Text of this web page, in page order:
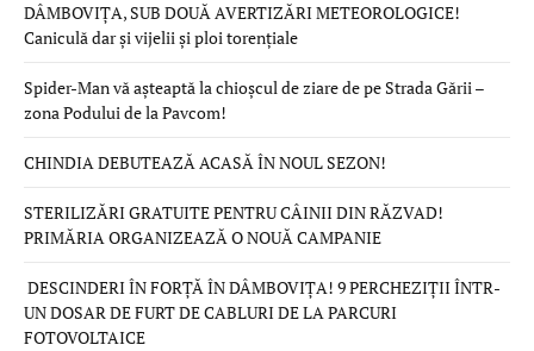
DÂMBOVIȚA, SUB DOUĂ AVERTIZĂRI METEOROLOGICE!
Caniculă dar și vijelii și ploi torențiale
Spider-Man vă așteaptă la chioșcul de ziare de pe Strada Gării –
zona Podului de la Pavcom!
CHINDIA DEBUTEAZĂ ACASĂ ÎN NOUL SEZON!
STERILIZĂRI GRATUITE PENTRU CÂINII DIN RĂZVAD!
PRIMĂRIA ORGANIZEAZĂ O NOUĂ CAMPANIE
DESCINDERI ÎN FORȚĂ ÎN DÂMBOVIȚA! 9 PERCHEZIȚII ÎNTR-
UN DOSAR DE FURT DE CABLURI DE LA PARCURI
FOTOVOLTAICE